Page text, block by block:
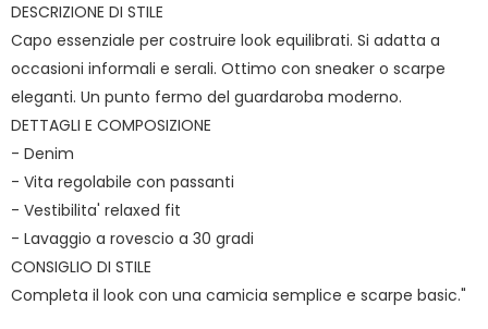
DESCRIZIONE DI STILE
Capo essenziale per costruire look equilibrati. Si adatta a
occasioni informali e serali. Ottimo con sneaker o scarpe
eleganti. Un punto fermo del guardaroba moderno.
DETTAGLI E COMPOSIZIONE
- Denim
- Vita regolabile con passanti
- Vestibilita' relaxed fit
- Lavaggio a rovescio a 30 gradi
CONSIGLIO DI STILE
Completa il look con una camicia semplice e scarpe basic."